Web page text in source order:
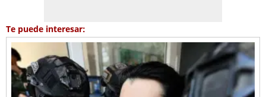
Te puede interesar: